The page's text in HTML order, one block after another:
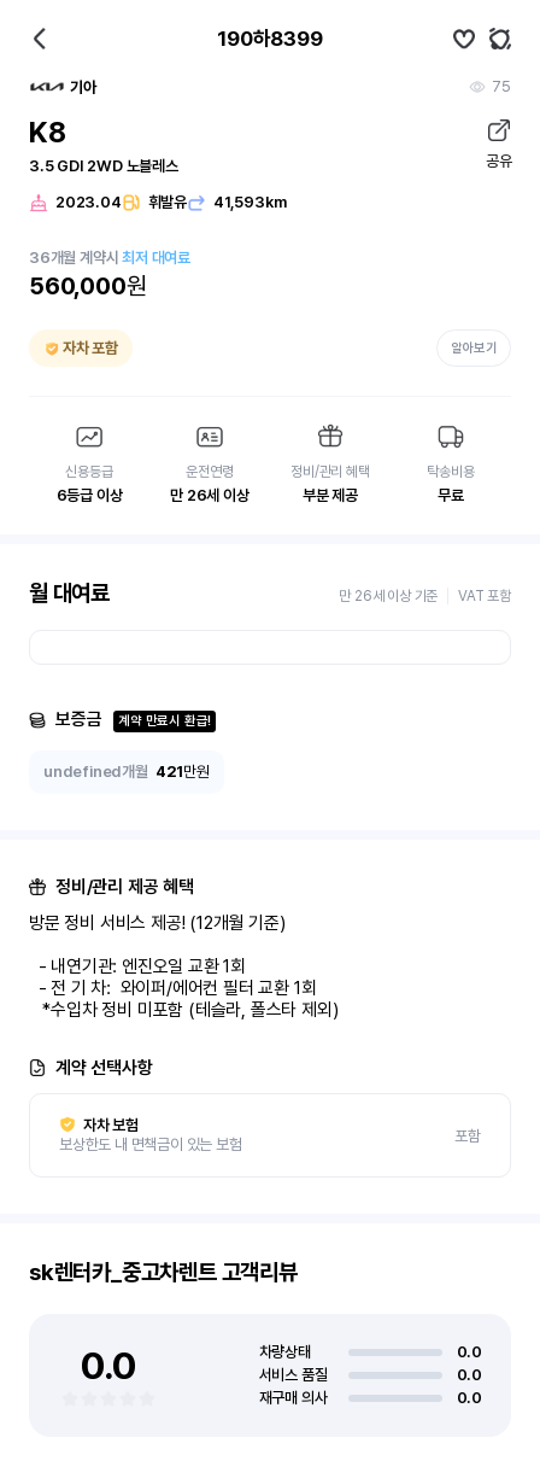
190하8399
기아 75
K8
3.5 GDI 2WD 노블레스 공유
2023.04 휘발유 41,593km
36개월 계약시최저 대여료
560,000원
자차 포함 알아보기
신용등급
6등급 이상
운전연령
만 26세 이상
정비/관리 혜택
부분 제공
탁송비용
무료
월 대여료 만 26세 이상 기준 VAT 포함
보증금 계약 만료시 환급!
undefined개월 421만원
정비/관리 제공 혜택
방문 정비 서비스 제공! (12개월 기준)
   *수입차 정비 미포함 (테슬라, 폴스타 제외)
계약 선택사항
자차 보험
보상한도 내 면책금이 있는 보험
포함
sk렌터카_중고차렌트고객리뷰
0.0 차량상태
0.0
서비스 품질
0.0
재구매 의사
0.0